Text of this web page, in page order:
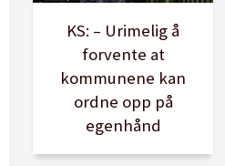
KS: – Urimelig å
forvente at
kommunene kan
ordne opp på
egenhånd